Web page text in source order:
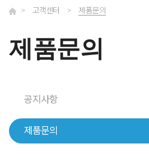
> 고객센터 > 제품문의
제품문의
공지사항
제품문의